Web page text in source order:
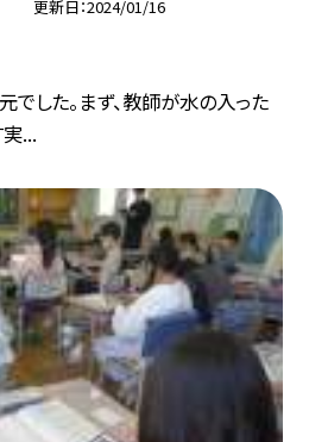
更新日 2024/01/16
でした。まず、教師が水の入った
...